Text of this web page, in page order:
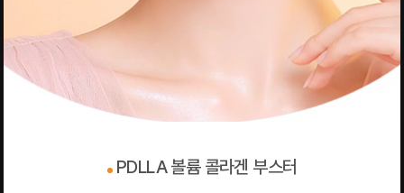
PDLLA 볼륨 콜라겐 부스터